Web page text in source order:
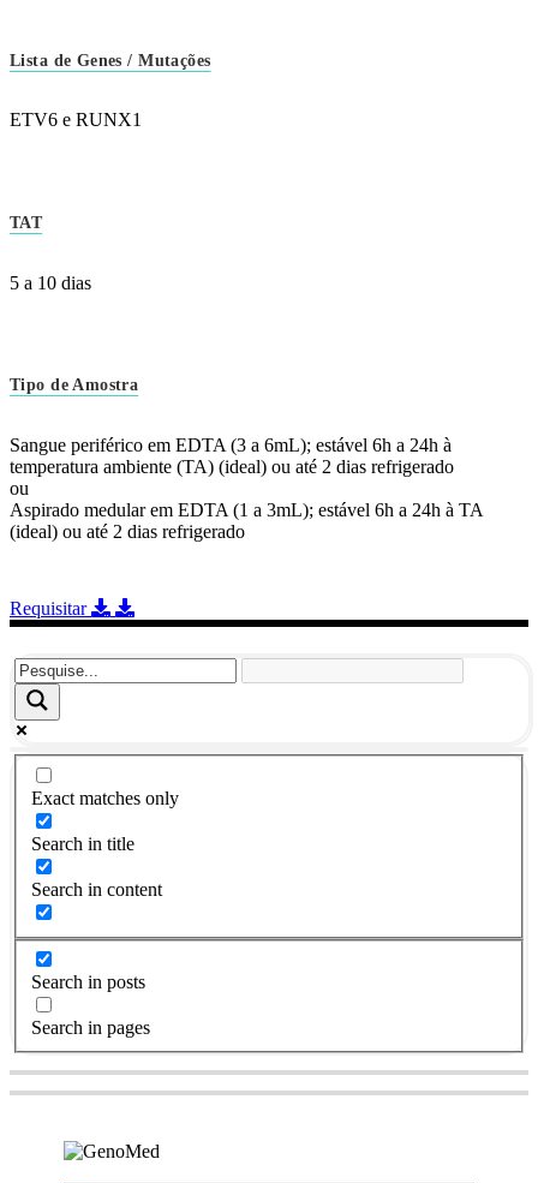
Lista de Genes / Mutações
ETV6 e RUNX1
TAT
5 a 10 dias
Tipo de Amostra
Sangue periférico em EDTA (3 a 6mL); estável 6h a 24h à
temperatura ambiente (TA) (ideal) ou até 2 dias refrigerado
ou
Aspirado medular em EDTA (1 a 3mL); estável 6h a 24h à TA
(ideal) ou até 2 dias refrigerado
Requisitar
Exact matches only
Search in title
Search in content
Search in posts
Search in pages